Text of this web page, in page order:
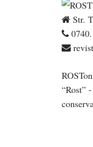
Str.
“Rost”